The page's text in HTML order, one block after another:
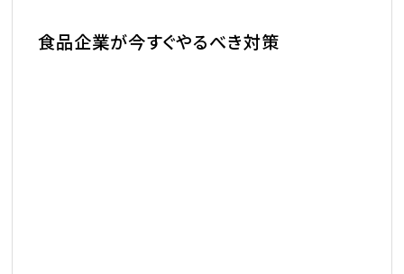
食品企業が今すぐやるべき対策